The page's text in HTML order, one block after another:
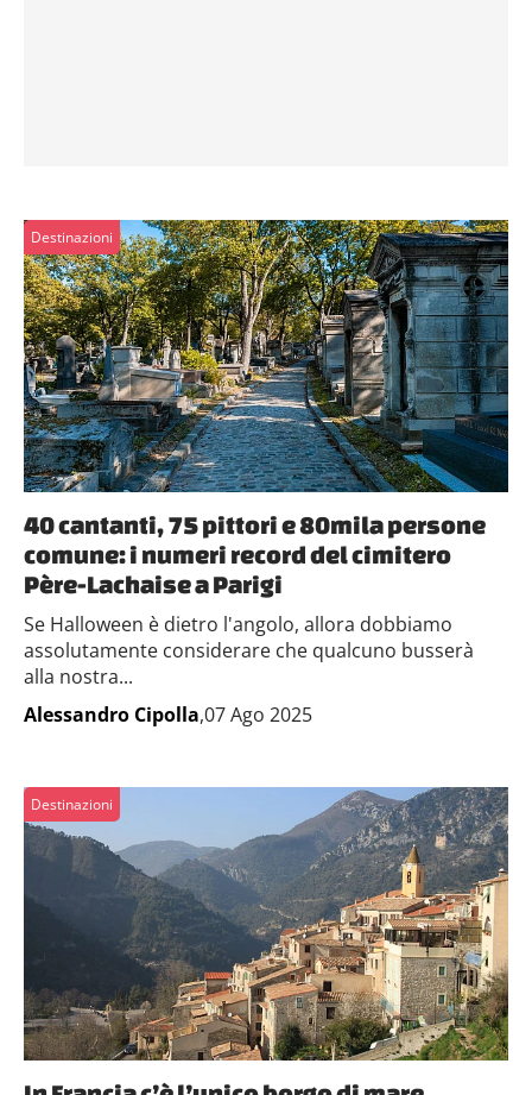
Destinazioni
40 cantanti, 75 pittori e 80mila persone
comune: i numeri record del cimitero
Père-Lachaise a Parigi
Se Halloween è dietro l'angolo, allora dobbiamo
assolutamente considerare che qualcuno busserà
alla nostra...
Alessandro Cipolla,07 Ago 2025
Destinazioni